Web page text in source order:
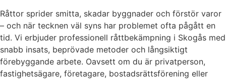
Råttor sprider smitta, skadar byggnader och förstör varor
– och när tecknen väl syns har problemet ofta pågått en
tid. Vi erbjuder professionell råttbekämpning i Skogås med
snabb insats, beprövade metoder och långsiktigt
förebyggande arbete. Oavsett om du är privatperson,
fastighetsägare, företagare, bostadsrättsförening eller